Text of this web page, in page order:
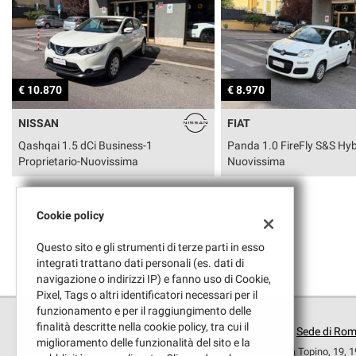
AREA COMMERCIANTI
€ 8.970
FIAT
Panda 1.0 FireFly S&S Hybrid Easy-
Nuovissima
€ 25.470
MG
ZS 1.5 Hybrid+ Luxury-
Full
Sede di
Via Topino, 19,
Cookie policy
Questo sito e gli strumenti di terze parti in esso
integrati trattano dati personali (es. dati di
navigazione o indirizzi IP) e fanno uso di Cookie,
Pixel, Tags o altri identificatori necessari per il
funzionamento e per il raggiungimento delle
finalità descritte nella cookie policy, tra cui il
miglioramento delle funzionalità del sito e la
tracciamento
che
adottiamo
per
offrire
le
funzionalità
e
le
attività
di
descritte.
ottenere
maggiori
informazioni
sull'utilità
funzionamento